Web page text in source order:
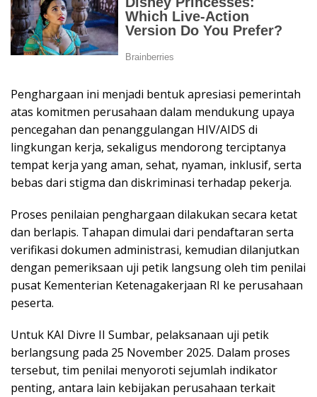
Penghargaan ini menjadi bentuk apresiasi pemerintah
atas komitmen perusahaan dalam mendukung upaya
pencegahan dan penanggulangan HIV/AIDS di
lingkungan kerja, sekaligus mendorong terciptanya
tempat kerja yang aman, sehat, nyaman, inklusif, serta
bebas dari stigma dan diskriminasi terhadap pekerja.
Proses penilaian penghargaan dilakukan secara ketat
dan berlapis. Tahapan dimulai dari pendaftaran serta
verifikasi dokumen administrasi, kemudian dilanjutkan
dengan pemeriksaan uji petik langsung oleh tim penilai
pusat Kementerian Ketenagakerjaan RI ke perusahaan
peserta.
Untuk KAI Divre II Sumbar, pelaksanaan uji petik
berlangsung pada 25 November 2025. Dalam proses
tersebut, tim penilai menyoroti sejumlah indikator
penting, antara lain kebijakan perusahaan terkait